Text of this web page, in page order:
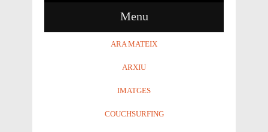
Menu
ARA MATEIX
ARXIU
IMATGES
COUCHSURFING